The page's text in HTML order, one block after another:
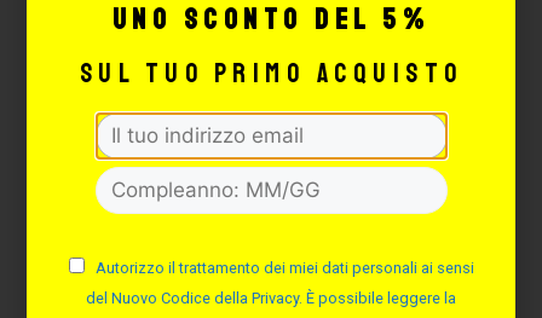
AGGIUNGI
-15%
uno sconto del 5%
sul tuo primo acquisto
Autorizzo il trattamento dei miei dati personali ai sensi
del Nuovo Codice della Privacy. È possibile leggere la